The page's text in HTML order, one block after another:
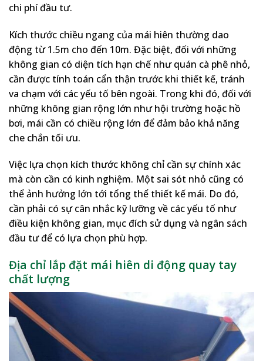
chi phí đầu tư.
Kích thước chiều ngang của mái hiên thường dao
động từ 1.5m cho đến 10m. Đặc biệt, đối với những
không gian có diện tích hạn chế như quán cà phê nhỏ,
cần được tính toán cẩn thận trước khi thiết kế, tránh
va chạm với các yếu tố bên ngoài. Trong khi đó, đối với
những không gian rộng lớn như hội trường hoặc hồ
bơi, mái cần có chiều rộng lớn để đảm bảo khả năng
che chắn tối ưu.
Việc lựa chọn kích thước không chỉ cần sự chính xác
mà còn cần có kinh nghiệm. Một sai sót nhỏ cũng có
thể ảnh hưởng lớn tới tổng thể thiết kế mái. Do đó,
cần phải có sự cân nhắc kỹ lưỡng về các yếu tố như
điều kiện không gian, mục đích sử dụng và ngân sách
đầu tư để có lựa chọn phù hợp.
Địa chỉ lắp đặt mái hiên di động quay tay
chất lượng